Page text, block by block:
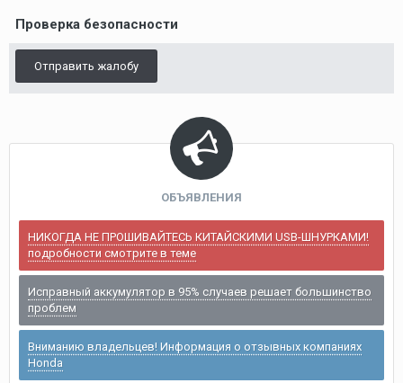
Проверка безопасности
Отправить жалобу
ОБЪЯВЛЕНИЯ
НИКОГДА НЕ ПРОШИВАЙТЕСЬ КИТАЙСКИМИ USB-ШНУРКАМИ!
подробности смотрите в теме
Исправный аккумулятор в 95% случаев решает большинство
проблем
Вниманию владельцев! Информация о отзывных компаниях
Honda